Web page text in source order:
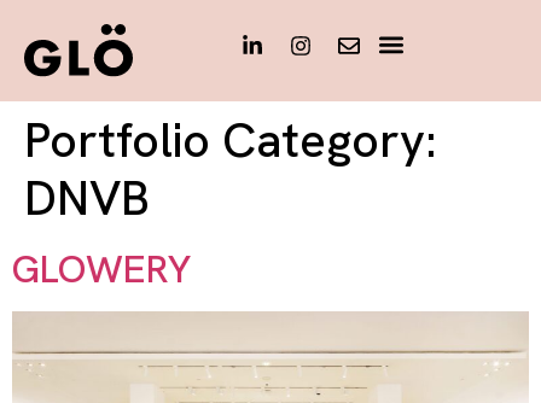
Portfolio Category:
DNVB
GLOWERY